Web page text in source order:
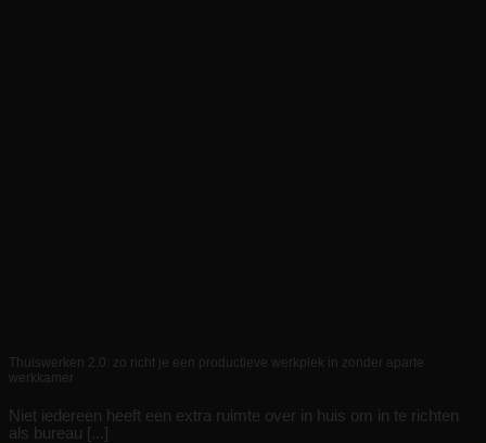
Thuiswerken 2.0: zo richt je een productieve werkplek in zonder aparte
werkkamer
Niet iedereen heeft een extra ruimte over in huis om in te richten
als bureau [...]